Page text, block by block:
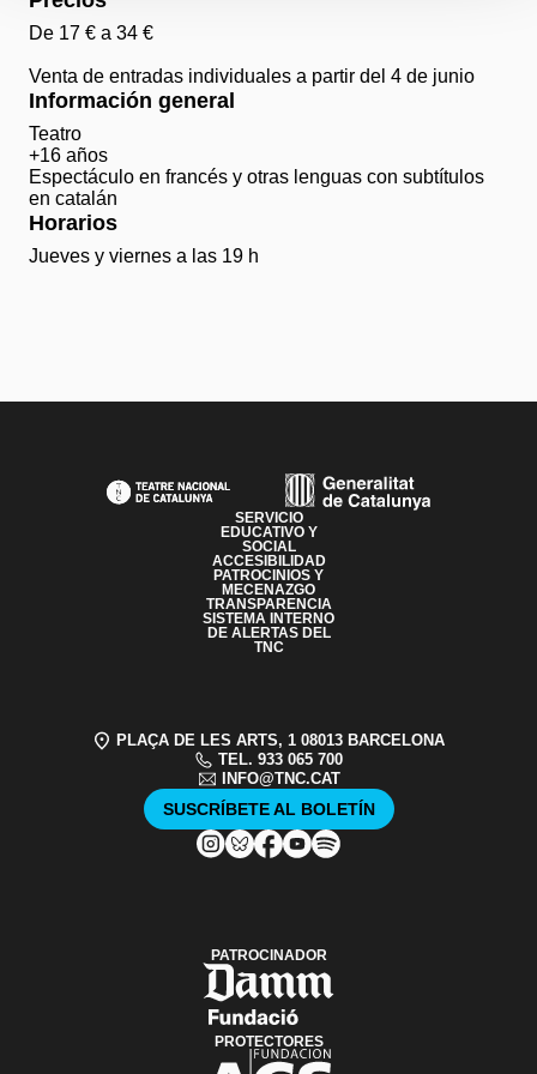
De 17 € a 34 €
Venta de entradas individuales a partir del 4 de junio
Información general
Teatro
+16 años
Espectáculo en francés y otras lenguas con subtítulos
en catalán
Horarios
Jueves y viernes a las 19 h
SERVICIO
EDUCATIVO Y
SOCIAL
ACCESIBILIDAD
PATROCINIOS Y
MECENAZGO
TRANSPARENCIA
SISTEMA INTERNO
DE ALERTAS DEL
TNC
PLAÇA DE LES ARTS, 1 08013 BARCELONA
TEL. 933 065 700
INFO@TNC.CAT
SUSCRÍBETE AL BOLETÍN
PATROCINADOR
PROTECTORES